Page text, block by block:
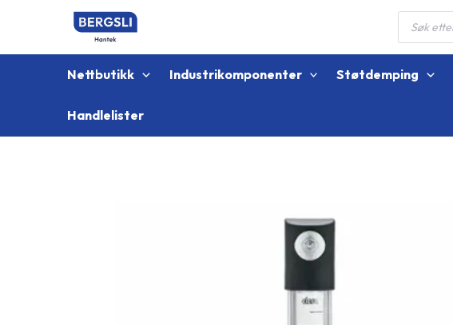
Products
search
Nettbutikk Industrikomponenter Støtdemping
Handlelister